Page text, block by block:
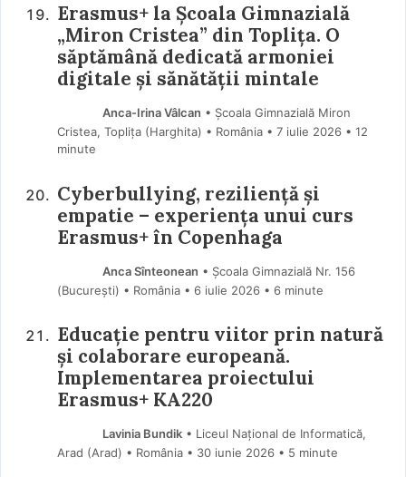
Erasmus+ la Școala Gimnazială
„Miron Cristea” din Toplița. O
săptămână dedicată armoniei
digitale și sănătății mintale
Anca-Irina Vâlcan • Școala Gimnazială Miron
Cristea, Toplița (Harghita) • România
7 iulie 2026 • 12
minute
Cyberbullying, reziliență și
empatie – experiența unui curs
Erasmus+ în Copenhaga
Anca Sînteonean • Școala Gimnazială Nr. 156
(Bucureşti) • România
6 iulie 2026 • 6 minute
Educație pentru viitor prin natură
și colaborare europeană.
Implementarea proiectului
Erasmus+ KA220
Lavinia Bundik• Liceul Național de Informatică,
Arad (Arad) • România
30 iunie 2026 • 5 minute